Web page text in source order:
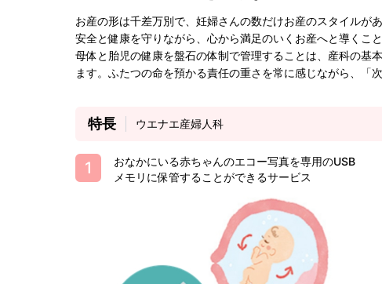
お産の形は千差万別で、妊婦さんの数だけお産のスタイルが
安全と健康を守りながら、心から満足のいくお産へと導くこ
母体と胎児の健康を盤石の体制で管理することは、産科の基
ます。ふたつの命を預かる責任の重さを常に感じながら、「
特長 ウエナエ産婦人科
おなかにいる赤ちゃんのエコー写真を専用のUSB
メモリに保管することができるサービス